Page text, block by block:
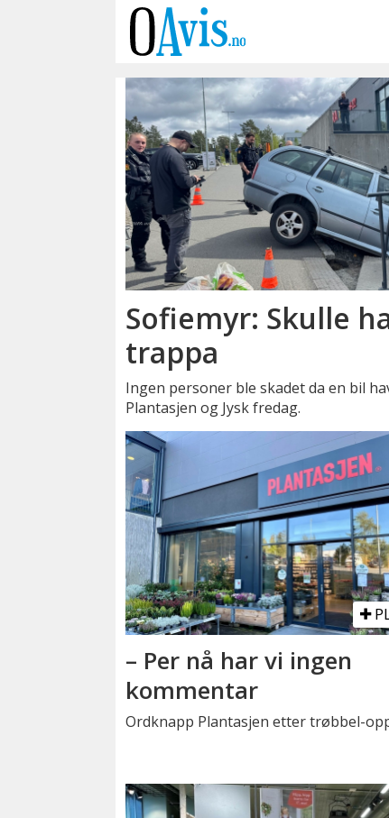
plantasjen
Sofiemyr: Skulle
trappa
Ingen personer ble skadet da en bil
Plantasjen og Jysk fredag.
– Per nå har vi ingen
kommentar
Ordknapp Plantasjen etter trøbbel-